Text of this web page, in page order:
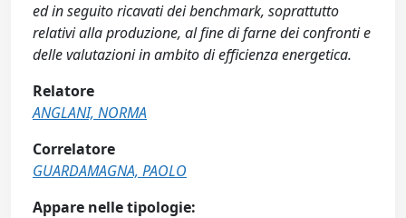
ed in seguito ricavati dei benchmark, soprattutto
relativi alla produzione, al fine di farne dei confronti e
delle valutazioni in ambito di efficienza energetica.
Relatore
ANGLANI, NORMA
Correlatore
GUARDAMAGNA, PAOLO
Appare nelle tipologie: